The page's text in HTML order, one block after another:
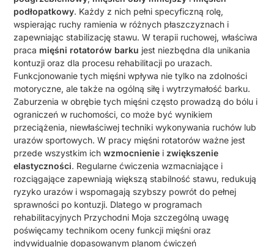
podłopatkowy. Każdy z nich pełni specyficzną rolę,
wspierając ruchy ramienia w różnych płaszczyznach i
zapewniając stabilizację stawu. W terapii ruchowej, właściwa
praca mięśni rotatorów barku jest niezbędna dla unikania
kontuzji oraz dla procesu rehabilitacji po urazach.
Funkcjonowanie tych mięśni wpływa nie tylko na zdolności
motoryczne, ale także na ogólną siłę i wytrzymałość barku.
Zaburzenia w obrębie tych mięśni często prowadzą do bólu i
ograniczeń w ruchomości, co może być wynikiem
przeciążenia, niewłaściwej techniki wykonywania ruchów lub
urazów sportowych. W pracy mięśni rotatorów ważne jest
przede wszystkim ichwzmocnienie izwiększenie
elastyczności. Regularne ćwiczenia wzmacniające i
rozciągające zapewniają większą stabilność stawu, redukują
ryzyko urazów i wspomagają szybszy powrót do pełnej
sprawności po kontuzji. Dlatego w programach
rehabilitacyjnych Przychodni Moja szczególną uwagę
poświęcamy technikom oceny funkcji mięśni oraz
indywidualnie dopasowanym planom ćwiczeń